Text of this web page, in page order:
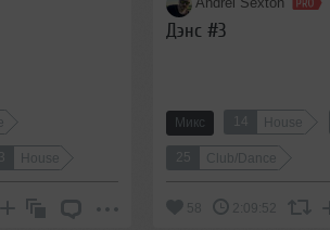
House
Дэнс #3
Микс 14 House
25 Club/Dance
58 2:09:52